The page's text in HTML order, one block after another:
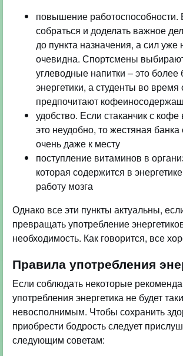
повышение работоспособности.
собраться и доделать важное
до пункта назначения, а сил уже
очевидна. Спортсмены
углеводные напитки – это
энергетики, а студенты во время
предпочитают
удобство. Если стаканчик с кофе
это неудобно, то жестяная банка
очень даже к месту
поступление витаминов в
которая содержится в
работу мозга
Однако все эти пункты актуальны,
превращать употребление
необходимость. Как говорится, все
Правила употребления
Если соблюдать некоторые
употребления энергетика не будет
невосполнимым. Чтобы сохранить
приобрести бодрость следует
следующим советам: